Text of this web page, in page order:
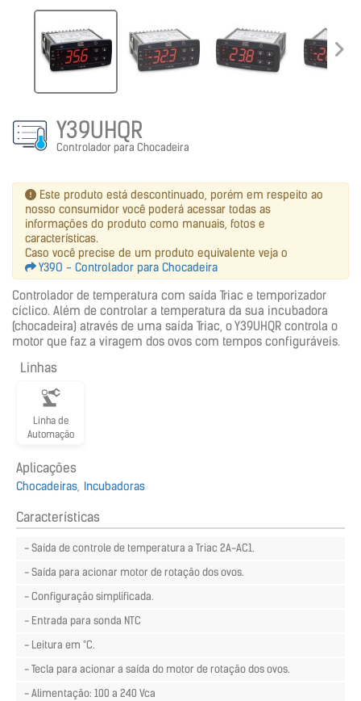
Y39UHQR
Controlador para Chocadeira
Este produto está descontinuado, porém em respeito ao
nosso consumidor você poderá acessar todas as
informações do produto como manuais, fotos e
características.
Caso você precise de um produto equivalente veja o
Y39O - Controlador para Chocadeira
Controlador de temperatura com saída Triac e temporizador
cíclico. Além de controlar a temperatura da sua incubadora
(chocadeira) através de uma saída Triac, o Y39UHQR controla o
motor que faz a viragem dos ovos com tempos configuráveis.
Linhas
Linha de
Automação
Aplicações
Chocadeiras Incubadoras
Características
- Saída de controle de temperatura a Triac 2A-AC1.
- Saída para acionar motor de rotação dos ovos.
- Configuração simplificada.
- Entrada para sonda NTC
- Leitura em °C.
- Tecla para acionar a saída do motor de rotação dos ovos.
- Alimentação: 100 a 240 Vca